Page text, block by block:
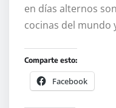
en días alternos
cocinas del mundo
Comparte esto:
Facebook